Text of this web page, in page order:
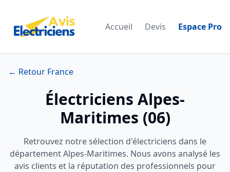
Accueil Devis Espace Pro
← Retour France
Électriciens Alpes-
Maritimes (06)
Retrouvez notre sélection d'électriciens dans le
département Alpes-Maritimes. Nous avons analysé les
avis clients et la réputation des professionnels pour